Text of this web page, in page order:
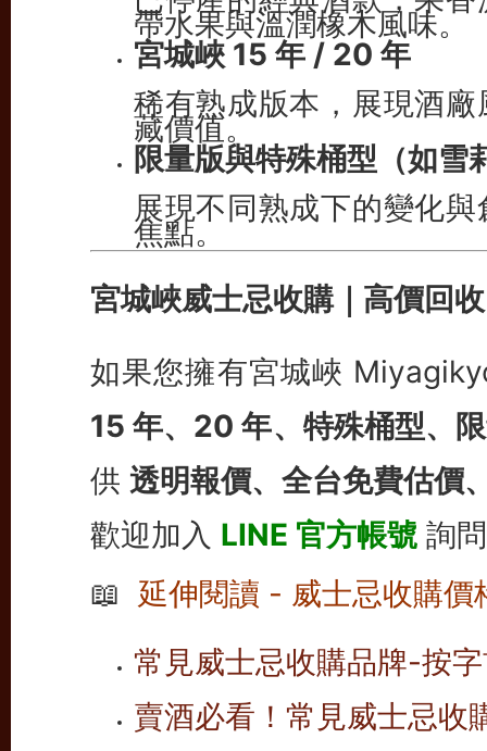
帶水果與溫潤橡木風味。
宮城峽 15 年 / 20 年
稀有熟成版本，展現酒
藏價值。
限量版與特殊桶型（如雪
展現不同熟成下的變化
焦點。
宮城峽威士忌收購｜高價回
如果您擁有宮城峽
15 年、20 年、特殊桶型、
供 透明報價、全台免費估價
歡迎加入 LINE 官方帳號 詢
📖 延伸閱讀 - 威士忌收購價
常見威士忌收購品牌-按
賣酒必看！常見威士忌收